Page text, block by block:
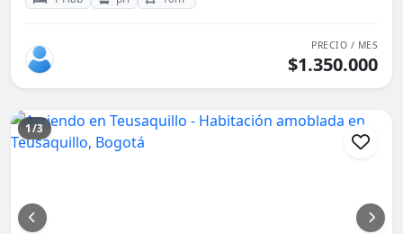
PRECIO / MES
$1.350.000
1/3